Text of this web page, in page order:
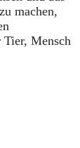
machen,
Tier, Mensch